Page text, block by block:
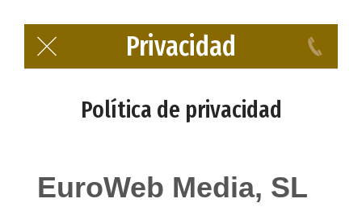
Privacidad
Política de privacidad
EuroWeb Media, SL